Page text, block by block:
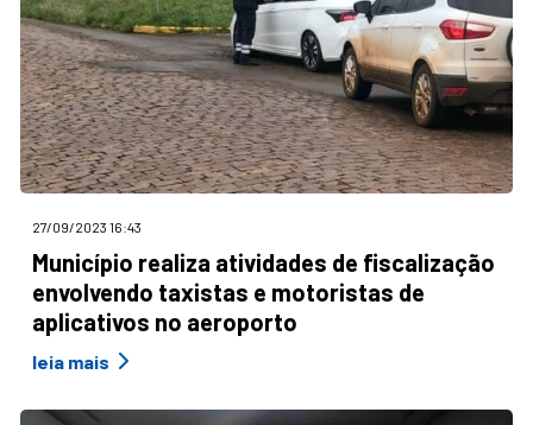
27/09/2023 16:43
Município realiza atividades de fiscalização
envolvendo taxistas e motoristas de
aplicativos no aeroporto
leia mais